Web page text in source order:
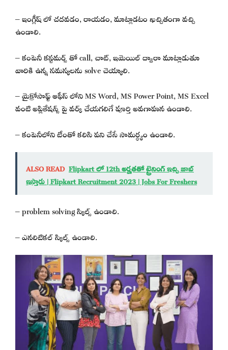
– ఇంగ్లీష్ లో చదవడం, రాయడం, మాట్లాడటం ఖచ్చితంగా వచ్చి
ఉండాలి.
– కంపెనీ కస్టమర్స్ తో call, చాట్, ఇమెయిల్ ద్వారా మాట్లాడుతూ
వారికి ఉన్న సమస్యలను solve చెయ్యాలి.
– మైక్రోసాఫ్ట్ ఆఫీస్ లోని MS Word, MS Power Point, MS Excel
వంటి అప్లికేషన్స్ పై వర్క్ చేయగలిగే పూర్తి అవగాహన ఉండాలి.
– కంపెనీలోని టీంతో కలిసి పని చేసే సామర్ధ్యం ఉండాలి.
ALSO READ Flipkart లో 12th అర్హతతో ట్రైనింగ్ ఇచ్చి జాబ్
ఇస్తారు | Flipkart Recruitment 2023 | Jobs For Freshers
– problem solving స్కిల్స్ ఉండాలి.
– ఎనలిటికల్ స్కిల్స్ ఉండాలి.